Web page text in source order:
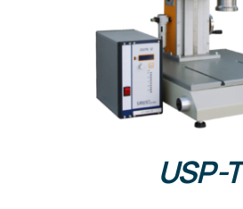
USP-T